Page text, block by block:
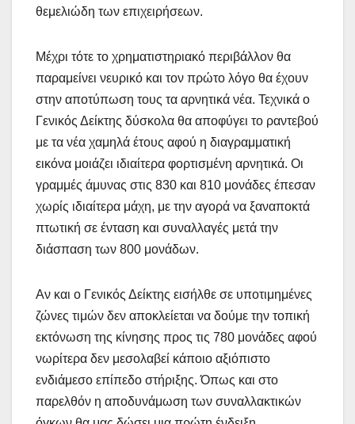
θεμελιώδη των επιχειρήσεων.
Μέχρι τότε το χρηματιστηριακό περιβάλλον θα
παραμείνει νευρικό και τον πρώτο λόγο θα έχουν
στην αποτύπωση τους τα αρνητικά νέα. Τεχνικά ο
Γενικός Δείκτης δύσκολα θα αποφύγει το ραντεβού
με τα νέα χαμηλά έτους αφού η διαγραμματική
εικόνα μοιάζει ιδιαίτερα φορτισμένη αρνητικά. Οι
γραμμές άμυνας στις 830 και 810 μονάδες έπεσαν
χωρίς ιδιαίτερα μάχη, με την αγορά να ξαναποκτά
πτωτική σε ένταση και συναλλαγές μετά την
διάσπαση των 800 μονάδων.
Αν και ο Γενικός Δείκτης εισήλθε σε υποτιμημένες
ζώνες τιμών δεν αποκλείεται να δούμε την τοπική
εκτόνωση της κίνησης προς τις 780 μονάδες αφού
νωρίτερα δεν μεσολαβεί κάποιο αξιόπιστο
ενδιάμεσο επίπεδο στήριξης. Όπως και στο
παρελθόν η αποδυνάμωση των συναλλακτικών